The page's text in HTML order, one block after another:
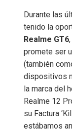
Durante las
tenido la
Realme GT6
promete ser
(también
dispositivos
la marca del
Realme 12
su Factura
estábamos